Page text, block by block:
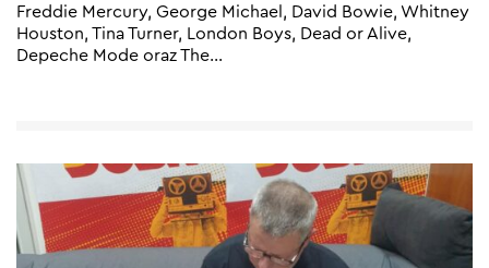
Freddie Mercury, George Michael, David Bowie, Whitney
Houston, Tina Turner, London Boys, Dead or Alive,
Depeche Mode oraz The…